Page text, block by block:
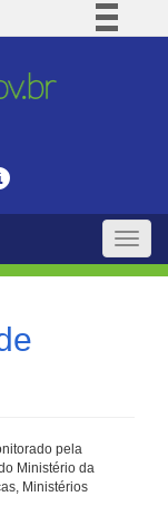
BR
Toggle
pela
Ministério da
Ministérios